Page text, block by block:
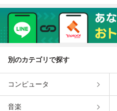
別のカテゴリで探す
コンピュータ
音楽